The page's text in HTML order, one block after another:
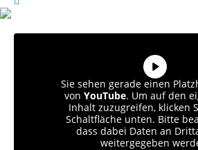
Sie sehen gerade einen
von YouTube. Um auf den
Inhalt zuzugreifen, klicken
Schaltfläche unten. Bitte
dass dabei Daten an
weitergegeben